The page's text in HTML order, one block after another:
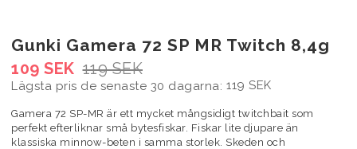
Gunki Gamera 72 SP MR Twitch 8,4g
119 SEK
109 SEK
Lägsta pris de senaste 30 dagarna 119 SEK
Gamera 72 SP-MR är ett mycket mångsidigt twitchbait som
perfekt efterliknar små bytesfiskar. Fiskar lite djupare än
klassiska minnow-beten i samma storlek. Skeden och